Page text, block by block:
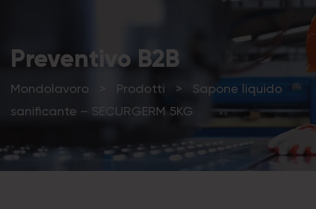
Preventivo B2B
Mondolavoro Prodotti >
Sapone liquido
sanificante – SECURGERM 5KG